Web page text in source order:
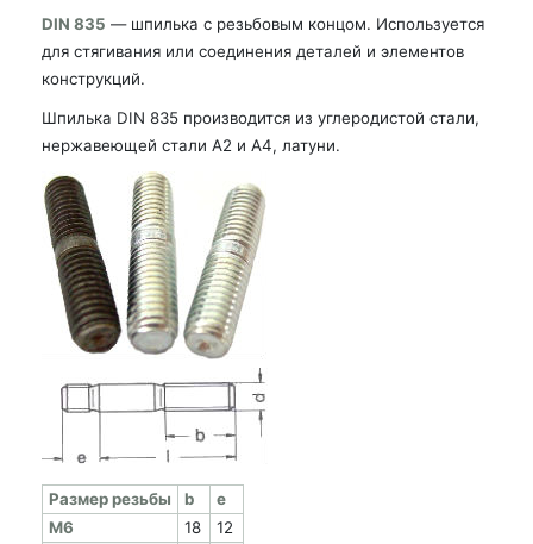
DIN 835 — шпилька с резьбовым концом. Используется
для стягивания или соединения деталей и элементов
конструкций.
Шпилька DIN 835 производится из углеродистой стали,
нержавеющей стали А2 и А4, латуни.
Раз­мер резь­бы b
e
M6
18
12